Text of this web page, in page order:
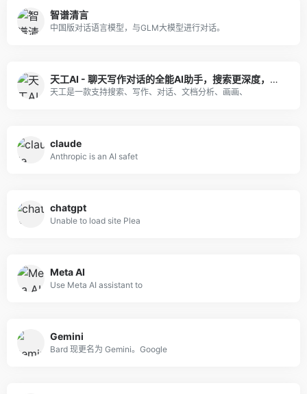
智谱清言
中国版对话语言模型，与GLM大模型进行对话。
天工AI - 聊天写作对话的全能AI助手，搜索更深度，阅读更多彩
天工是一款支持搜索、写作、对话、文档分析、画画、
claude
Anthropic is an AI safet
chatgpt
Unable to load site Plea
Meta AI
Use Meta AI assistant to
‎Gemini
Bard 现更名为 Gemini。Google